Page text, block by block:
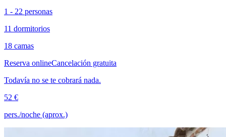
1 - 22 personas
11 dormitorios
18 camas
Reserva onlineCancelación gratuita
Todavía no se te cobrará nada.
52 €
pers./noche (aprox.)